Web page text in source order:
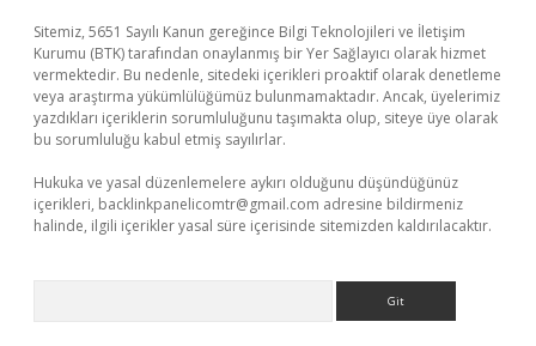
Sitemiz, 5651 Sayılı Kanun gereğince Bilgi Teknolojileri ve İletişim
Kurumu (BTK) tarafından onaylanmış bir Yer Sağlayıcı olarak hizmet
vermektedir. Bu nedenle, sitedeki içerikleri proaktif olarak denetleme
veya araştırma yükümlülüğümüz bulunmamaktadır. Ancak, üyelerimiz
yazdıkları içeriklerin sorumluluğunu taşımakta olup, siteye üye olarak
bu sorumluluğu kabul etmiş sayılırlar.
Hukuka ve yasal düzenlemelere aykırı olduğunu düşündüğünüz
içerikleri, backlinkpanelicomtr@gmail.com adresine bildirmeniz
halinde, ilgili içerikler yasal süre içerisinde sitemizden kaldırılacaktır.